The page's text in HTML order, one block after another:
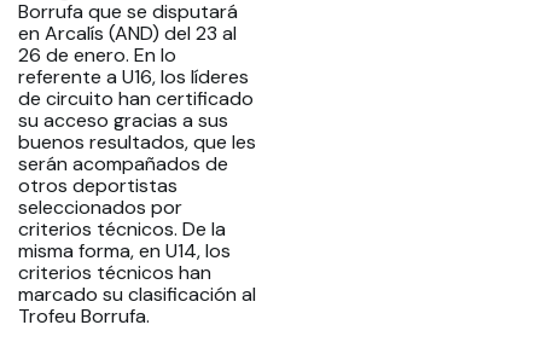
Borrufa que se disputará
en Arcalís (AND) del 23 al
26 de enero. En lo
referente a U16, los líderes
de circuito han certificado
su acceso gracias a sus
buenos resultados, que les
serán acompañados de
otros deportistas
seleccionados por
criterios técnicos. De la
misma forma, en U14, los
criterios técnicos han
marcado su clasificación al
Trofeu Borrufa.